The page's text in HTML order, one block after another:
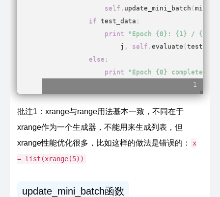
self . update_mini_batch (
if test_data :
print
"Epoch {0}: {1} / {2}"
                    j
, self . evaluate (
else :
print
"Epoch {0} complete"
批注1：xrange与range用法基本一致，不同在于
xrange作为一个生成器，不能用来生成列表，但
xrange性能优化很多，比如这样的做法是错误的：
x
= list(xrange(5))
update_mini_batch函数